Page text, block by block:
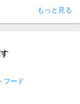
もっと見る
フード